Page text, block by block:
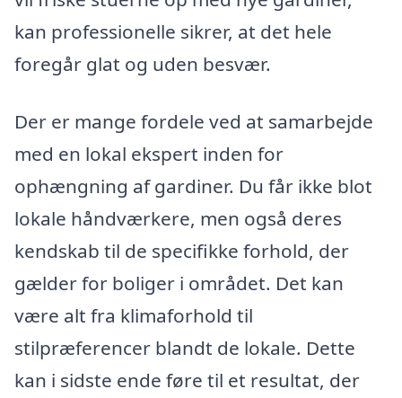
kan professionelle sikrer, at det hele
foregår glat og uden besvær.
Der er mange fordele ved at samarbejde
med en lokal ekspert inden for
ophængning af gardiner. Du får ikke blot
lokale håndværkere, men også deres
kendskab til de specifikke forhold, der
gælder for boliger i området. Det kan
være alt fra klimaforhold til
stilpræferencer blandt de lokale. Dette
kan i sidste ende føre til et resultat, der